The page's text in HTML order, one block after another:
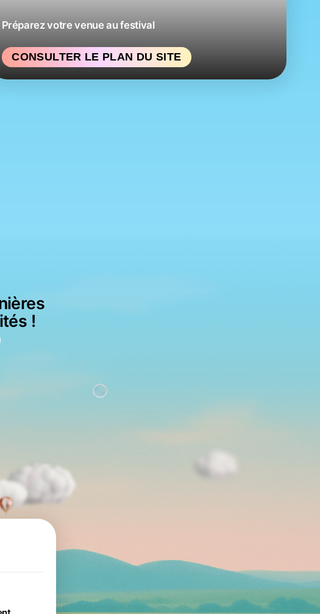
Préparez votre venue au festival
CONSULTER LE PLAN DU SITE
!